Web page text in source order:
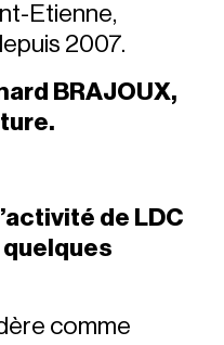
Etienne,
2007.
BRAJOUX,
.
de LDC
comme